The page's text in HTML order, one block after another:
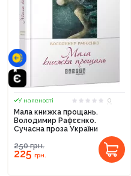
У наявності
0
Мала книжка прощань.
Володимир Рафєєнко.
Сучасна проза України
250грн.
225грн.